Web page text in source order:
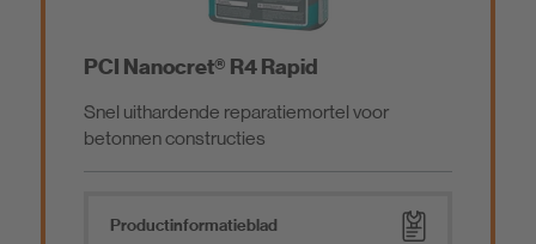
PCI Nanocret® R4 Rapid
Snel uithardende reparatiemortel voor
betonnen constructies
Product­informatieblad